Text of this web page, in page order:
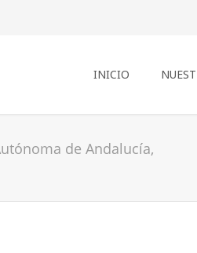
INICIO
de Andalucía,